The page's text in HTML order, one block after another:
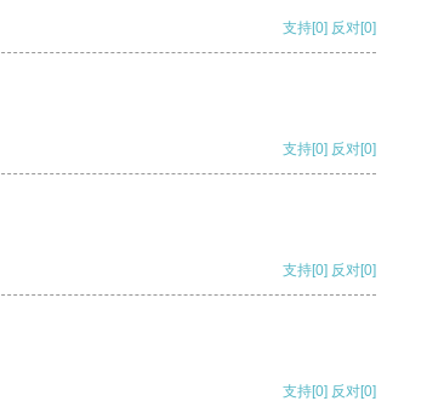
支持[0] 反对[0]
支持[0] 反对[0]
支持[0] 反对[0]
支持[0] 反对[0]